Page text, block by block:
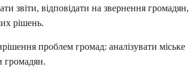
звіти, відповідати на звернення громадян,
рішень.
проблем громад: аналізувати міське
громадян.